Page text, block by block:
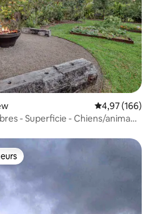
Évaluation
4,97 (166)
- Superficie - Chiens/animaux
les plus appréciés